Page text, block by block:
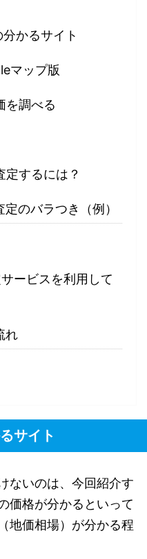
かるサイト
マップ版
を調べる
定するには？
のバラつき（例）
ービスを利用して
れ
サイト
ないのは、今回紹介す
価格が分かるといって
地価相場）が分かる程